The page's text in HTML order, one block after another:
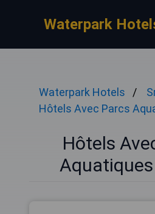
Waterpark
Waterpark Hotels
Hôtels Avec Parcs
Hôtels